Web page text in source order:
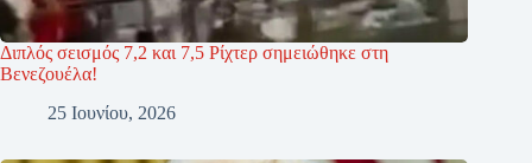
Διπλός σεισμός 7,2 και 7,5 Ρίχτερ σημειώθηκε στη
Βενεζουέλα!
25 Ιουνίου, 2026